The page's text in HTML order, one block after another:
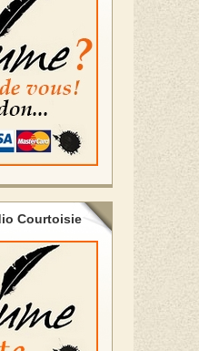
Courtoisie